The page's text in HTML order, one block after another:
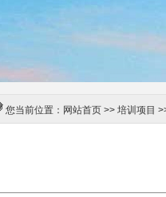
您当前位置： 网站首页 >> 培训项目